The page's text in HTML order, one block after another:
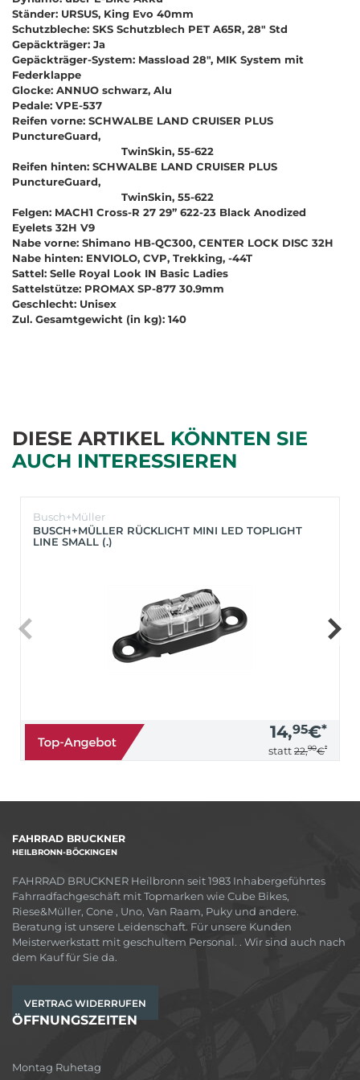
Ständer: URSUS, King Evo 40mm
Schutzbleche: SKS Schutzblech PET A65R, 28" Std
Gepäckträger: Ja
Gepäckträger-System: Massload 28", MIK System mit
Federklappe
Glocke: ANNUO schwarz, Alu
Pedale: VPE-537
Reifen vorne: SCHWALBE LAND CRUISER PLUS
PunctureGuard,
TwinSkin, 55-622
Reifen hinten: SCHWALBE LAND CRUISER PLUS
PunctureGuard,
TwinSkin, 55-622
Felgen: MACH1 Cross-R 27 29’’ 622-23 Black Anodized
Eyelets 32H V9
Nabe vorne: Shimano HB-QC300, CENTER LOCK DISC 32H
Nabe hinten: ENVIOLO, CVP, Trekking, -44T
Sattel: Selle Royal Look IN Basic Ladies
Sattelstütze: PROMAX SP-877 30.9mm
Geschlecht: Unisex
Zul. Gesamtgewicht (in kg): 140
DIESE ARTIKEL KÖNNTEN SIE
AUCH INTERESSIEREN
Busch+Müller
BUSCH+MÜLLER RÜCKLICHT MINI LED TOPLIGHT
LINE SMALL (.)
14,95€*
statt 22,90€*
FAHRRAD BRUCKNER
HEILBRONN-BÖCKINGEN
FAHRRAD BRUCKNER Heilbronn seit 1983 Inhabergeführtes
Fahrradfachgeschäft mit Topmarken wie Cube Bikes,
Riese&Müller, Cone , Uno, Van Raam, Puky und andere.
Beratung ist unsere Leidenschaft. Für unsere Kunden
Meisterwerkstatt mit geschultem Personal. . Wir sind auch nach
dem Kauf für Sie da.
VERTRAG WIDERRUFEN
ÖFFNUNGSZEITEN
Montag Ruhetag